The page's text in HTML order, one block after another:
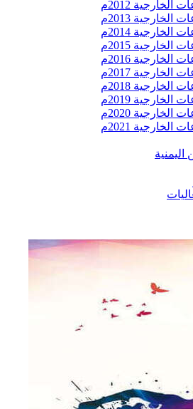
الخارجية 2012م
الخارجية 2013م
الخارجية 2014م
الخارجية 2015م
الخارجية 2016م
الخارجية 2017م
الخارجية 2018م
الخارجية 2019م
الخارجية 2020م
الخارجية 2021م
اليمنية